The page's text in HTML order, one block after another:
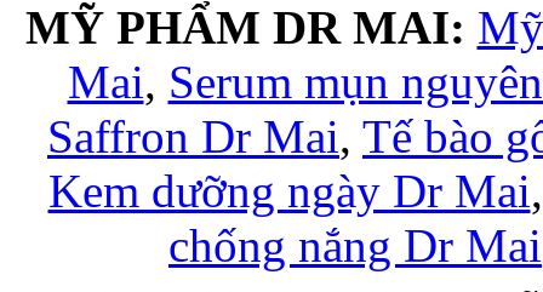
MỸ PHẨM DR MAI:
Mai, Serum mụn
Saffron Dr Mai, Tế bào
Kem dưỡng ngày Dr Mai
chống nắng Dr Mai